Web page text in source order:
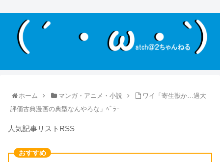
ホーム マンガ・アニメ・小説
ワイ「寄生獣か…過大
評価古典漫画の典型なんやろな」ﾍﾟﾗｰ
人気記事リストRSS